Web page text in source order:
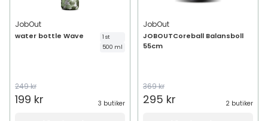
JobOut
water bottle Wave
1 st
500 ml
249 kr
199 kr 3 butiker
JobOut
JOBOUTCoreball Balansboll
55cm
369 kr
295 kr 2 butiker